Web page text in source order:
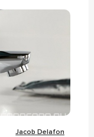
Jacob Delafon